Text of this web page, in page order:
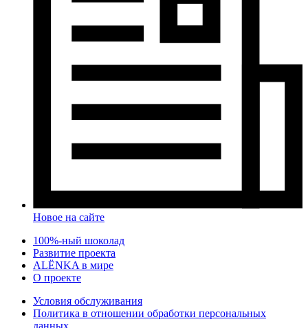
Новое на сайте
100%-ный шоколад
Развитие проекта
ALЁNKA в мире
О проекте
Условия обслуживания
Политика в отношении обработки персональных
данных